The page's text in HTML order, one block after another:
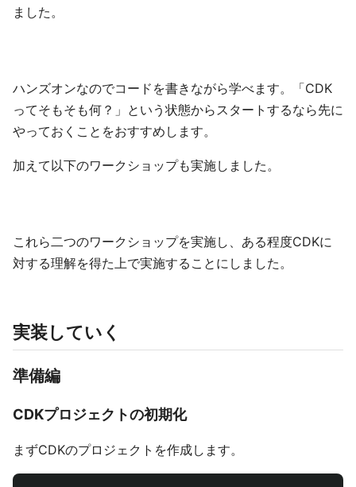
ました。
ハンズオンなのでコードを書きながら学べます。「CDK
ってそもそも何？」という状態からスタートするなら先に
やっておくことをおすすめします。
加えて以下のワークショップも実施しました。
これら二つのワークショップを実施し、ある程度CDKに
対する理解を得た上で実施することにしました。
実装していく
準備編
CDKプロジェクトの初期化
まずCDKのプロジェクトを作成します。